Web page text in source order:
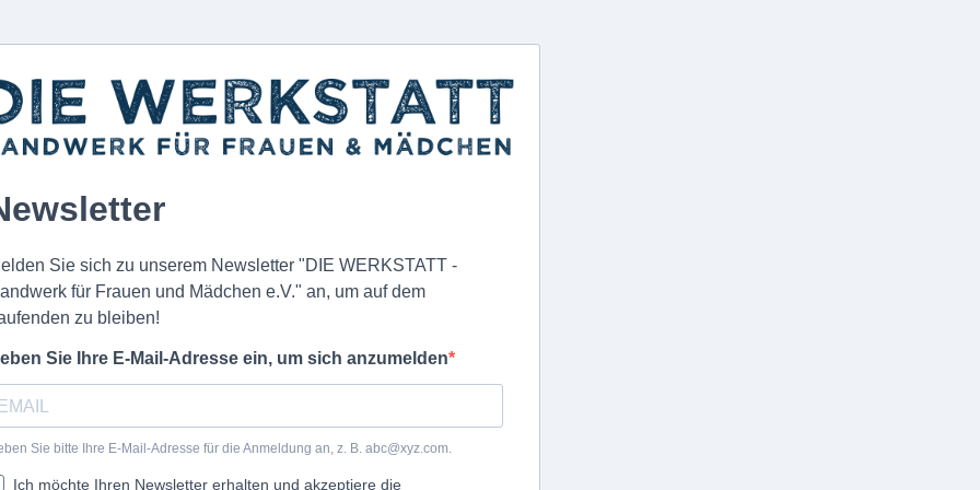
Sie sich zu unserem Newsletter "DIE WERKSTATT -
für Frauen und Mädchen e.V." an, um auf dem
zu bleiben!
Sie Ihre E-Mail-Adresse ein, um sich anzumelden
Sie bitte Ihre E-Mail-Adresse für die Anmeldung an, z. B. abc@xyz.com.
Ich möchte Ihren Newsletter erhalten und akzeptiere die